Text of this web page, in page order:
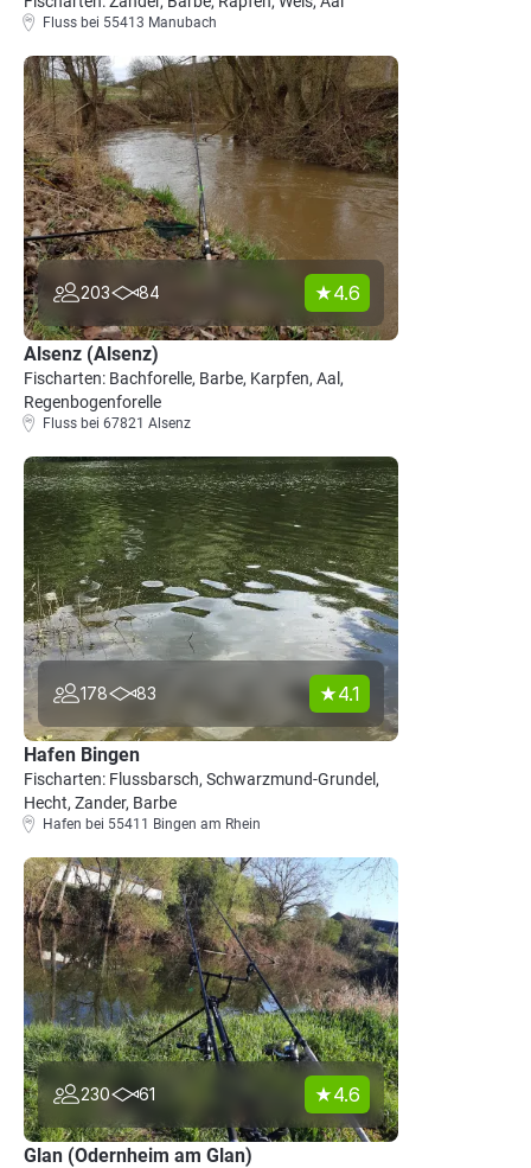
Fluss bei 55413 Manubach
203 84 4.6
Alsenz (Alsenz)
Fischarten: Bachforelle, Barbe, Karpfen, Aal,
Regenbogenforelle
Fluss bei 67821 Alsenz
178 83 4.1
Hafen Bingen
Fischarten: Flussbarsch, Schwarzmund-Grundel,
Hecht, Zander, Barbe
Hafen bei 55411 Bingen am Rhein
230 61 4.6
Glan (Odernheim am Glan)